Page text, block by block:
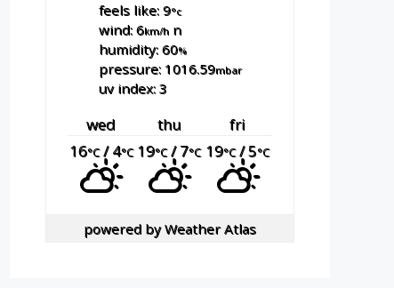
feels like: 9°c
wind: 6km/hn
humidity: 60%
pressure: 1016.59mbar
uv index: 3
wed thu
fri
16°C/ 4°C 19°C/ 7°C 19°C/ 5°C
powered byWeather Atlas